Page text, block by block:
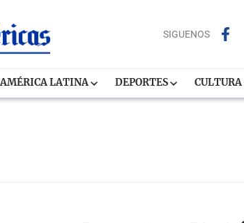
SIGUENOS
AMÉRICA LATINA DEPORTES CULTURA